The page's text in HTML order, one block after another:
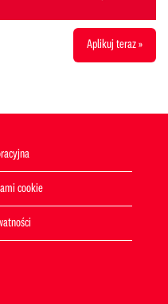
Aplikuj teraz »
cookie